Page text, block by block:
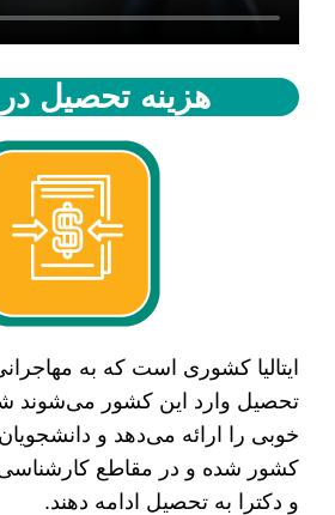
هزینه تحصیل در
ایتالیا کشوری است که به
تحصیل وارد این کشور می‌شوند
خوبی را ارائه می‌دهد و
کشور شده و در مقاطع
و دکترا به تحصیل ادامه دهند.